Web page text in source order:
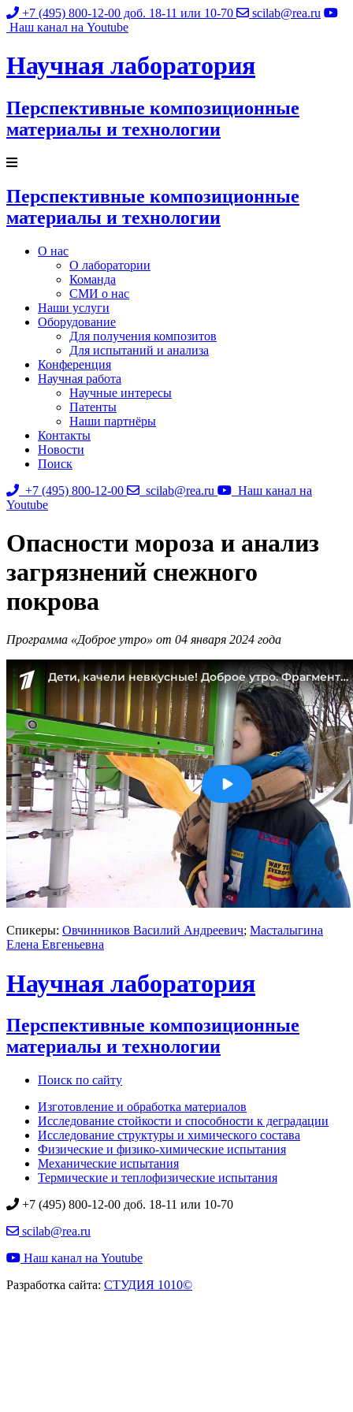
+7 (495) 800-12-00 доб. 18-11 или 10-70
scilab@rea.ru
Наш канал на Youtube
Научная лаборатория
Перспективные композиционные
материалы и технологии
Перспективные композиционные
материалы и технологии
О нас
О лаборатории
Команда
СМИ о нас
Наши услуги
Оборудование
Для получения композитов
Для испытаний и анализа
Конференция
Научная работа
Научные интересы
Патенты
Наши партнёры
Контакты
Новости
Поиск
+7 (495) 800-12-00
scilab@rea.ru
Наш канал на
Youtube
Опасности мороза и анализ
загрязнений снежного
покрова
Программа «Доброе утро» от 04 января 2024 года
Спикеры: Овчинников Василий Андреевич; Масталыгина
Елена Евгеньевна
Научная лаборатория
Перспективные композиционные
материалы и технологии
Поиск по сайту
Изготовление и обработка материалов
Исследование стойкости и способности к деградации
Исследование структуры и химического состава
Физические и физико-химические испытания
Механические испытания
Термические и теплофизические испытания
+7 (495) 800-12-00 доб. 18-11 или 10-70
scilab@rea.ru
Наш канал на Youtube
Разработка сайта: СТУДИЯ 1010©